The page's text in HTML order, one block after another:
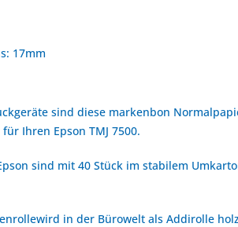
17mm
sind diese markenbon
Ihren Epson TMJ 7500.
sind mit 40 Stück im stabilem
in der Bürowelt als Addirolle